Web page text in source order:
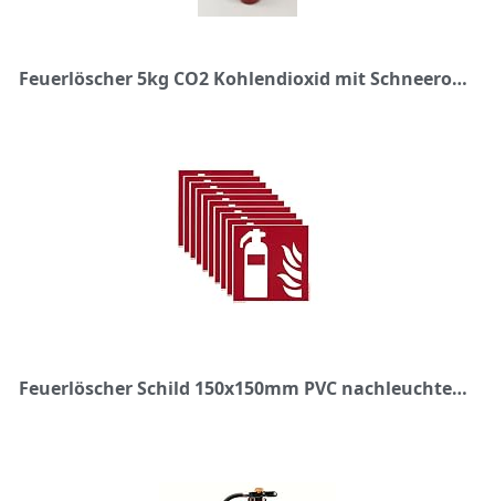
Feuerlöscher 5kg CO2 Kohlendioxid mit Schneerohr EDV geeignet EN 3 inkl. ANDRIS® Prüfnachweis & ANDRIS® ISO-Symbolschild
Feuerlöscher Schild 150x150mm PVC nachleuchtend selbstklebend nach DIN EN ISO 7010 F001 | DIN 67510 (Brandschutzzeichen) - 10 Stück